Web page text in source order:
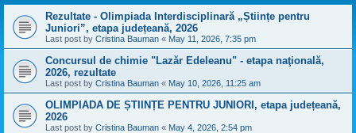
Rezultate - Olimpiada Interdisciplinară „Științe pentru
Juniori”, etapa județeană, 2026
Last post by Cristina Bauman « May 11, 2026, 7:35 pm
Concursul de chimie "Lazăr Edeleanu" - etapa naţională,
2026, rezultate
Last post by Cristina Bauman « May 10, 2026, 11:25 am
OLIMPIADA DE ȘTIINȚE PENTRU JUNIORI, etapa județeană,
2026
Last post by Cristina Bauman « May 4, 2026, 2:54 pm